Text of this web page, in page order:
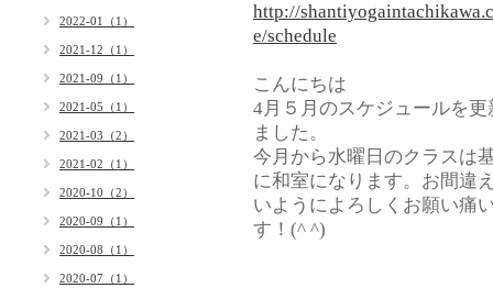
http://
e/schedule
こんにちは
4月５月のスケジュールを更
ました。
今月から水曜日のクラスは
に和室になります。お間違
いようによろしくお願い痛
す！(^ ^)
2022-01（1）
2021-12（1）
2021-09（1）
2021-05（1）
2021-03（2）
2021-02（1）
2020-10（2）
2020-09（1）
2020-08（1）
2020-07（1）